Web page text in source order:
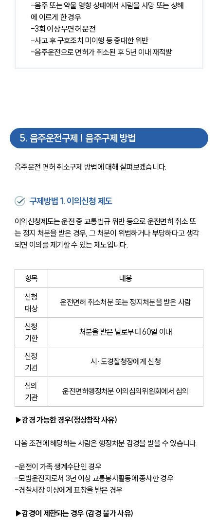
-음주 또는 약물 영향 상태에서 사람을 사망 또는 상해
에 이르게 한 경우
-3회 이상 무면허 운전
-사고 후 구호조치 미이행 등 중대한 위반
-음주운전으로 면허가 취소된 후 5년 이내 재적발
5. 음주운전구제 | 음주구제 방법
음주운전 면허 취소구제 방법에 대해 살펴보겠습니다.
구제방법 1. 이의신청 제도
이의신청제도는 운전 중 교통법규 위반 등으로 운전면허 취소 또
는 정지 처분을 받은 경우, 그 처분이 위법하거나 부당하다고 생각
되면 이의를 제기할 수 있는 제도입니다.
항목
내용
신청
대상
운전면허 취소처분 또는 정지처분을 받은 사람
신청
기한
처분을 받은 날로부터 60일 이내
신청
기관
시∙도경찰청장에게 신청
심의
기관
운전면허행정처분 이의심의위원회에서 심의
▶감경 가능한 경우(정상참작 사유)
다음 조건에 해당하는 사람은 행정처분 감경을 받을 수 있습니다.
-운전이 가족 생계수단인 경우
-모범운전자로서 3년 이상 교통봉사활동에 종사한 경우
-경찰서장 이상에게 표창을 받은 경우
▶감경이 제한되는 경우 (감경 불가 사유)